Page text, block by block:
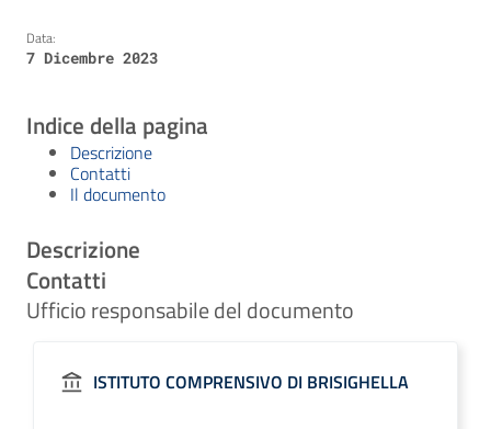
Data:
7 Dicembre 2023
Indice della pagina
Descrizione
Contatti
Il documento
Descrizione
Contatti
Ufficio responsabile del documento
ISTITUTO COMPRENSIVO DI BRISIGHELLA